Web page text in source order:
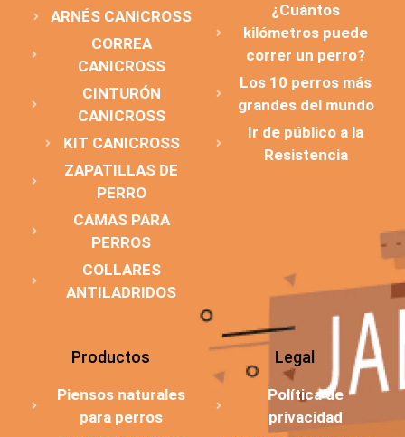
ARNÉS CANICROSS
CORREA
CANICROSS
CINTURÓN
CANICROSS
KIT CANICROSS
ZAPATILLAS DE
PERRO
CAMAS PARA
PERROS
COLLARES
ANTILADRIDOS
¿Cuántos
kilómetros puede
correr un perro?
Los 10 perros más
grandes del mundo
Ir de público a la
Resistencia
Productos
Piensos naturales
para perros
Legal
Política de
privacidad